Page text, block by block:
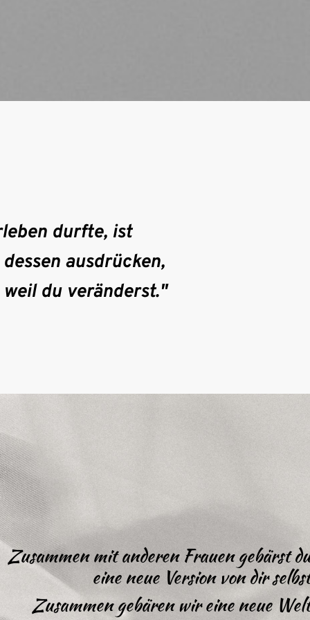
durfte, ist
ausdrücken,
du veränderst."
Zusammen mit anderen Frauen gebärst
eine neue Version von dir
Zusammen gebären wir eine neue